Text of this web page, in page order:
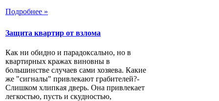
Подробнее »
Защита квартир от взлома
Как ни обидно и парадоксально, но в
квартирных кражах виновны в
большинстве случаев сами хозяева. Какие
же "сигналы" привлекают грабителей?-
Слишком хлипкая дверь. Она привлекает
легкостью, пусть и скудностью,